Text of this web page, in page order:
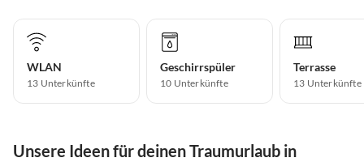
WLAN
13 Unterkünfte
Geschirrspüler
10 Unterkünfte
Terrasse
13 Unterkünfte
Unsere Ideen für deinen Traumurlaub in